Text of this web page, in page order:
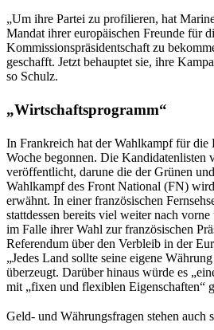
„Um ihre Partei zu profilieren, hat
Mandat ihrer europäischen Freunde für
Kommissionspräsidentschaft zu
geschafft. Jetzt behauptet sie, ihre
so Schulz.
„Wirtschaftsprogramm“
In Frankreich hat der Wahlkampf für die
Woche begonnen. Die Kandidatenlisten
veröffentlicht, darune die der Grünen
Wahlkampf des Front National (FN)
erwähnt. In einer französischen
stattdessen bereits viel weiter nach
im Falle ihrer Wahl zur französischen
Referendum über den Verbleib in der
„Jedes Land sollte seine eigene
überzeugt. Darüber hinaus würde es
mit „fixen und flexiblen Eigenschaften“
Geld- und Währungsfragen stehen auch